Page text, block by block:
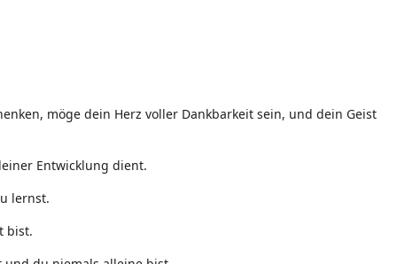
möge dein Herz voller Dankbarkeit sein, und dein Geist
Entwicklung dient.
lernst.
bist.